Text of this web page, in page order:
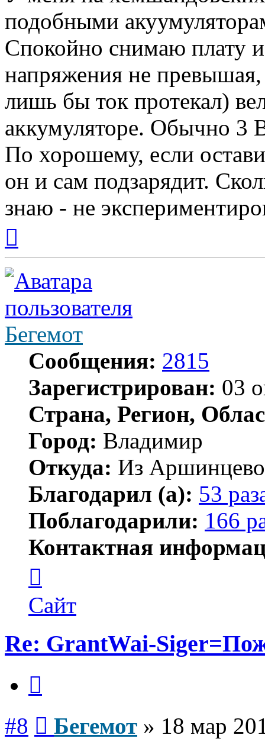
подобными
Спокойно снимаю плату
напряжения не
лишь бы ток протекал)
аккумуляторе. Обычно 3
По хорошему, если
он и сам подзарядит.
знаю - не
началу
Бегемот
Сообщения: 2815
Зарегистрирован: 03
Страна, Регион,
Город: Владимир
Откуда: Из
Благодарил (а): 53
Поблагодарили: 166
Контактная
пользователя
Бегемот
Сайт
Re: GrantWai-
#8 Бегемот » 18 мар